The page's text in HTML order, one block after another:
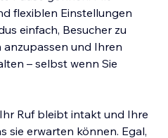
flexiblen Einstellungen
einfach, Besucher zu
und Ihren
– selbst wenn Sie
Ruf bleibt intakt und Ihre
sie erwarten können. Egal,